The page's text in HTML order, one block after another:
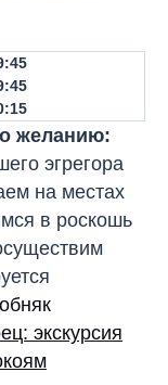
желанию:
эгрегора
на местах
в роскошь
экскурсия